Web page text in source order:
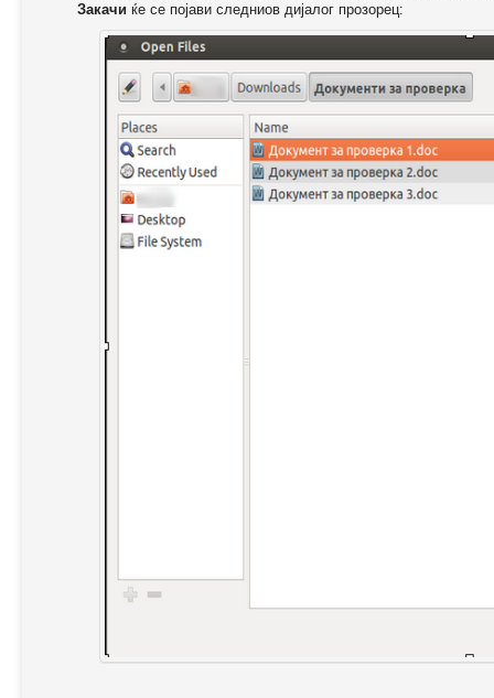
Закачи ќе се појави следниов дијалог прозорец: